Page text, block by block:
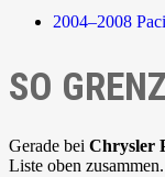
2004–2008
SO
Gerade bei Chrysler
Liste oben zusammen.